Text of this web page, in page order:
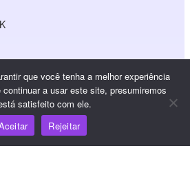
que você tenha a melhor experiência
a usar este site, presumiremos
satisfeito com ele.
Rejeitar